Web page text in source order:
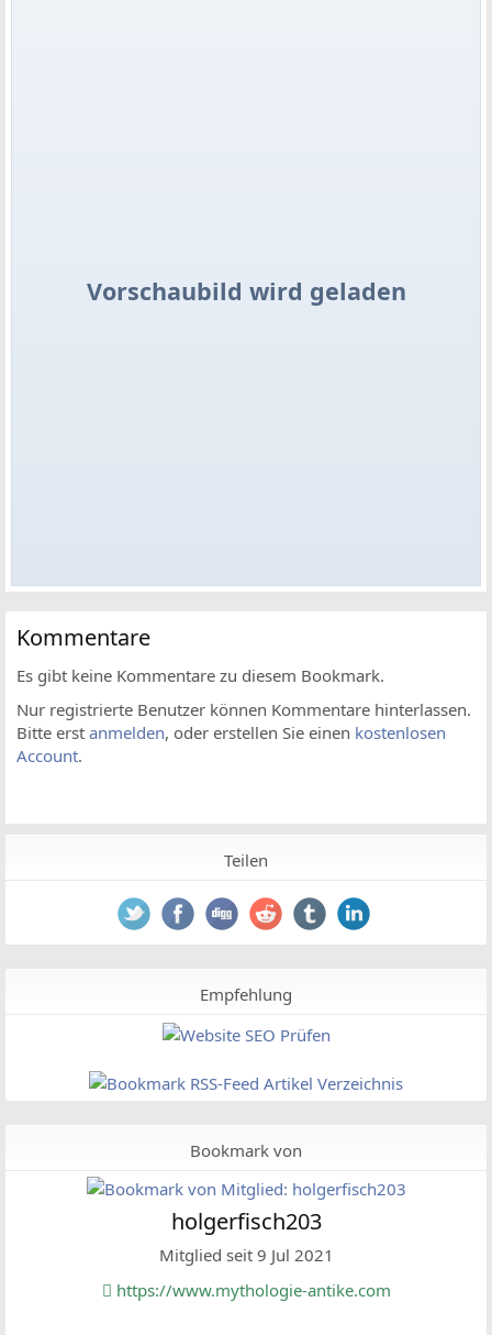
Vorschaubild wird geladen
Kommentare
Es gibt keine Kommentare zu diesem Bookmark.
Nur registrierte Benutzer können Kommentare hinterlassen.
Bitte erst anmelden, oder erstellen Sie einen kostenlosen
Account.
Teilen
Empfehlung
Bookmark von
holgerfisch203
Mitglied seit 9 Jul 2021
https://www.mythologie-antike.com